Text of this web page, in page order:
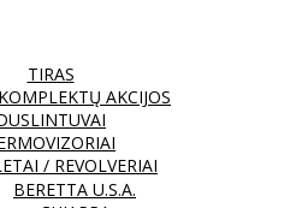
TIRAS
AKCIJOS
/ REVOLVERIAI
BERETTA U.S.A.